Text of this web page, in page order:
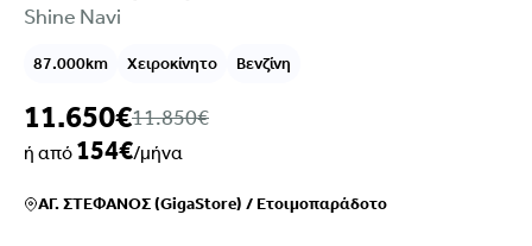
Shine Navi
87.000km Χειροκίνητο Βενζίνη
11.650€11.850€
ή από 154€/μήνα
ΑΓ. ΣΤΕΦΑΝΟΣ (GigaStore) /Ετοιμοπαράδοτο